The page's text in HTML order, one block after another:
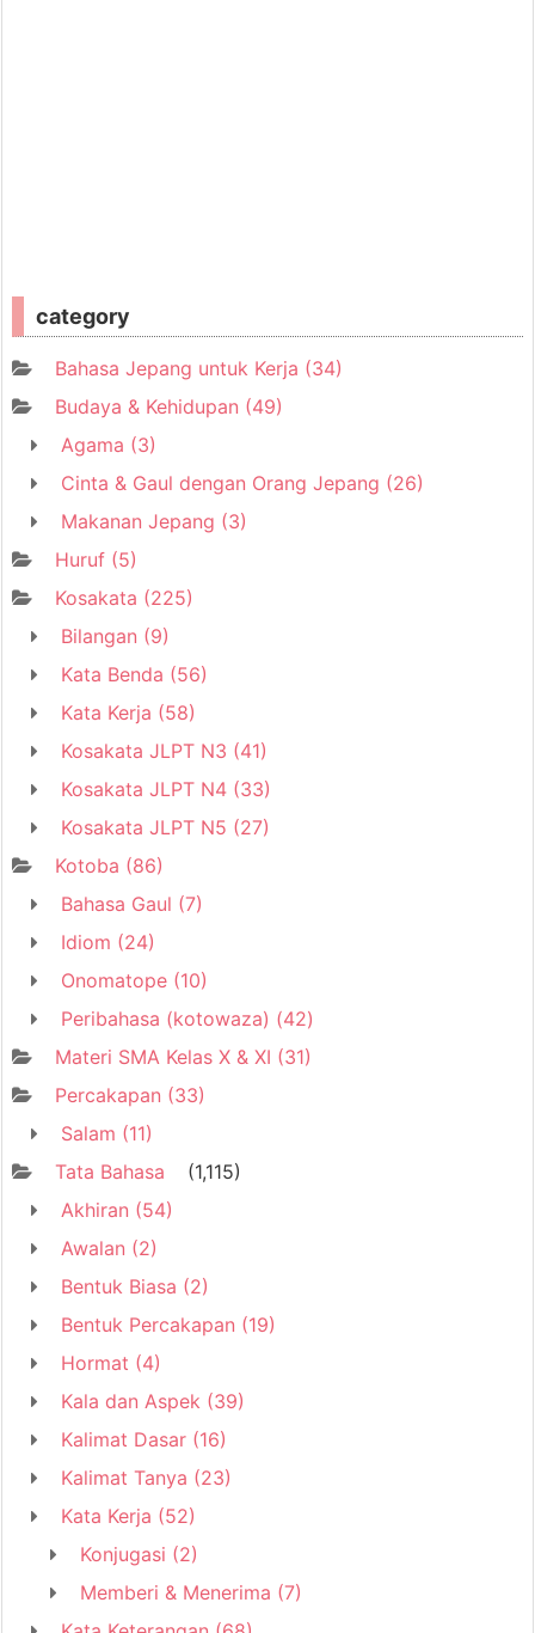
category
Bahasa Jepang untuk Kerja (34)
Budaya & Kehidupan (49)
Agama (3)
Cinta & Gaul dengan Orang Jepang (26)
Makanan Jepang (3)
Huruf (5)
Kosakata (225)
Bilangan (9)
Kata Benda (56)
Kata Kerja (58)
Kosakata JLPT N3 (41)
Kosakata JLPT N4 (33)
Kosakata JLPT N5 (27)
Kotoba (86)
Bahasa Gaul (7)
Idiom (24)
Onomatope (10)
Peribahasa (kotowaza) (42)
Materi SMA Kelas X & XI (31)
Percakapan (33)
Salam (11)
Tata Bahasa
(1,115)
Akhiran (54)
Awalan (2)
Bentuk Biasa (2)
Bentuk Percakapan (19)
Hormat (4)
Kala dan Aspek (39)
Kalimat Dasar (16)
Kalimat Tanya (23)
Kata Kerja (52)
Konjugasi (2)
Memberi & Menerima (7)